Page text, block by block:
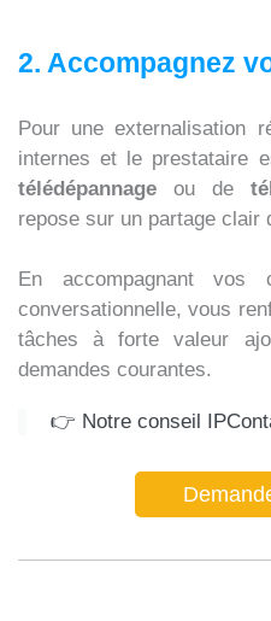
2. Accompagnez
Pour une externalisation
internes et le prestataire
télédépannage ou de
repose sur un partage clair
En accompagnant vos
conversationnelle, vous
tâches à forte valeur
demandes courantes.
👉 Notre conseil